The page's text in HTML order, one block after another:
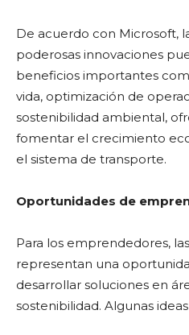
De acuerdo con Microsoft,
poderosas innovaciones
beneficios importantes
vida, optimización de
sostenibilidad ambiental,
fomentar el crecimiento
el sistema de transporte.
Oportunidades de
Para los emprendedores,
representan una
desarrollar soluciones en
sostenibilidad. Algunas